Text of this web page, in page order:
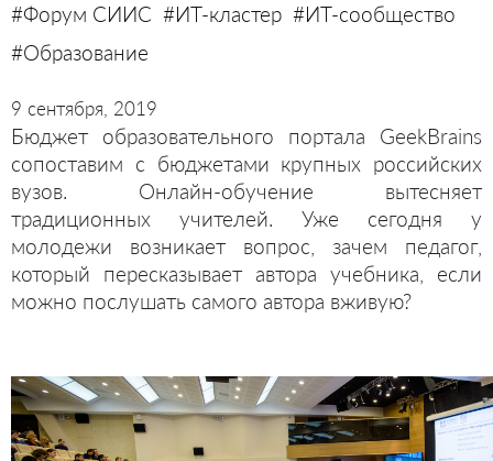
#Форум СИИС #ИТ-кластер #ИТ-сообщество
#Образование
9 сентября, 2019
Бюджет образовательного портала GeekBrains
сопоставим с бюджетами крупных российских
вузов. Онлайн-обучение вытесняет
традиционных учителей. Уже сегодня у
молодежи возникает вопрос, зачем педагог,
который пересказывает автора учебника, если
можно послушать самого автора вживую?